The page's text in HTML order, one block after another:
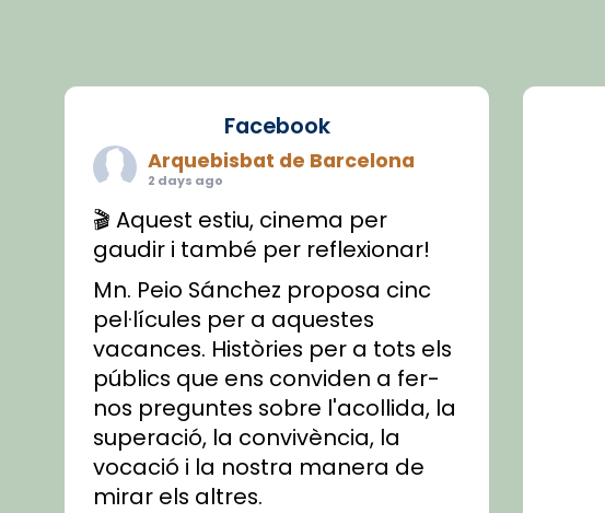
Facebook
Arquebisbat de Barcelona
2 days ago
🎬 Aquest estiu, cinema per
gaudir i també per reflexionar!
Mn. Peio Sánchez proposa cinc
pel·lícules per a aquestes
vacances. Històries per a tots els
públics que ens conviden a fer-
nos preguntes sobre l'acollida, la
superació, la convivència, la
vocació i la nostra manera de
mirar els altres.